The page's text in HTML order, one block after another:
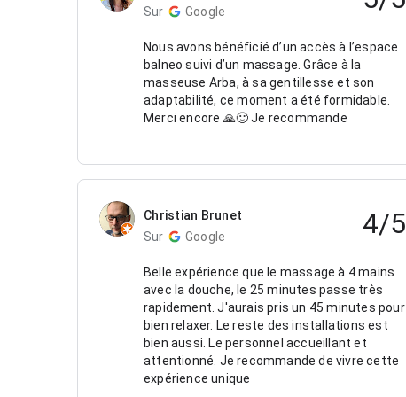
Sur Google
Nous avons bénéficié d’un accès à l’espace
balneo suivi d’un massage. Grâce à la
masseuse Arba, à sa gentillesse et son
adaptabilité, ce moment a été formidable.
Merci encore 🙏🙂 Je recommande
Christian Brunet
Sur
Google 4/5
Belle expérience que le massage à 4 mains
avec la douche, le 25 minutes passe très
rapidement. J'aurais pris un 45 minutes pour
bien relaxer. Le reste des installations est
bien aussi. Le personnel accueillant et
attentionné. Je recommande de vivre cette
expérience unique